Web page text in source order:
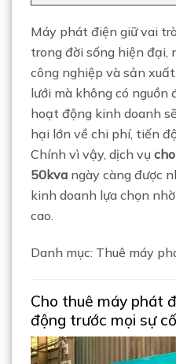
Máy phát điện giữ vai
trong đời sống hiện đại,
công nghiệp và sản
lưới mà không có
hoạt động kinh doanh
hại lớn về chi phí, tiến
Chính vì vậy, dịch vụ
50kva ngày càng được
kinh doanh lựa chọn
cao.
Danh mục: Thuê máy
Cho thuê máy phát
động trước mọi sự